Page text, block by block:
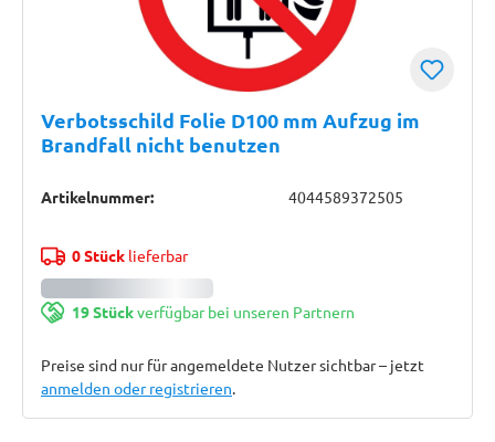
Verbotsschild Folie D100 mm Aufzug im
Brandfall nicht benutzen
Artikelnummer: 4044589372505
0 Stücklieferbar
19 Stückverfügbar bei unseren Partnern
Preise sind nur für angemeldete Nutzer sichtbar – jetzt
anmelden oder registrieren.